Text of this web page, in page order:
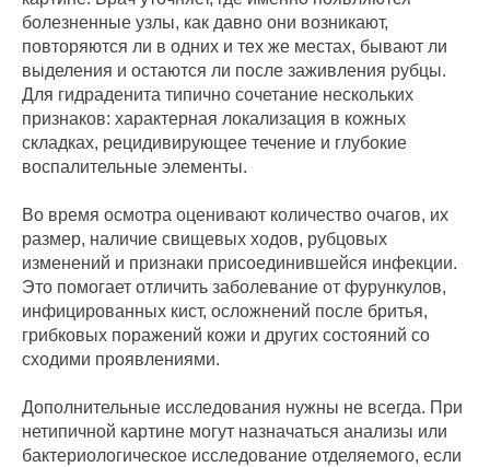
болезненные узлы, как давно они возникают,
повторяются ли в одних и тех же местах, бывают ли
выделения и остаются ли после заживления рубцы.
Для гидраденита типично сочетание нескольких
признаков: характерная локализация в кожных
складках, рецидивирующее течение и глубокие
воспалительные элементы.
Во время осмотра оценивают количество очагов, их
размер, наличие свищевых ходов, рубцовых
изменений и признаки присоединившейся инфекции.
Это помогает отличить заболевание от фурункулов,
инфицированных кист, осложнений после бритья,
грибковых поражений кожи и других состояний со
сходими проявлениями.
Дополнительные исследования нужны не всегда. При
нетипичной картине могут назначаться анализы или
бактериологическое исследование отделяемого, если